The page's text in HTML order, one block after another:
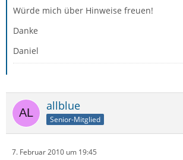
Würde mich über Hinweise freuen!
Danke
Daniel
allblue
Senior-Mitglied
7. Februar 2010 um 19:45